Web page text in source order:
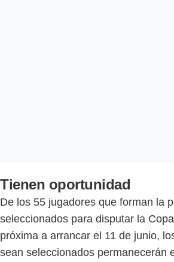
Tienen oportunidad
De los 55 jugadores que forman la
seleccionados para disputar la
próxima a arrancar el 11 de junio,
sean seleccionados permanecerán